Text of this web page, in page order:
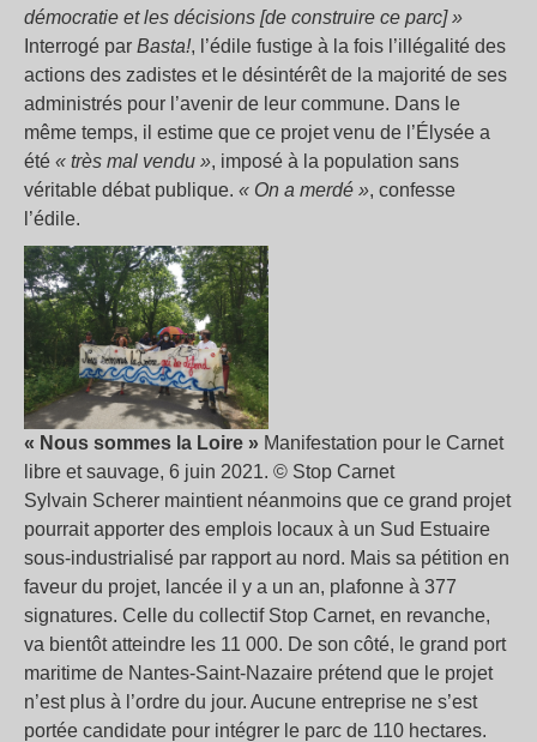
démocratie et les décisions [de construire ce parc] »
Interrogé par Basta!, l’édile fustige à la fois l’illégalité des
actions des zadistes et le désintérêt de la majorité de ses
administrés pour l’avenir de leur commune. Dans le
même temps, il estime que ce projet venu de l’Élysée a
été « très mal vendu », imposé à la population sans
véritable débat publique. « On a merdé », confesse
l’édile.
« Nous sommes la Loire » Manifestation pour le Carnet
libre et sauvage, 6 juin 2021. © Stop Carnet
Sylvain Scherer maintient néanmoins que ce grand projet
pourrait apporter des emplois locaux à un Sud Estuaire
sous-industrialisé par rapport au nord. Mais sa pétition en
faveur du projet, lancée il y a un an, plafonne à 377
signatures. Celle du collectif Stop Carnet, en revanche,
va bientôt atteindre les 11 000. De son côté, le grand port
maritime de Nantes-Saint-Nazaire prétend que le projet
n’est plus à l’ordre du jour. Aucune entreprise ne s’est
portée candidate pour intégrer le parc de 110 hectares.